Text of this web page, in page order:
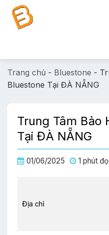
Chuyển
đến
Trang chủ - Bluestone -
Bluestone Tại ĐÀ NẴNG
Trung Tâm Bảo
Tại ĐÀ NẴNG
01/06/2025 1 phút
Địa chỉ